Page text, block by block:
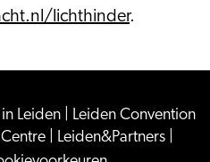
lichthinder.
Leiden
Leiden Convention
Leiden&Partners